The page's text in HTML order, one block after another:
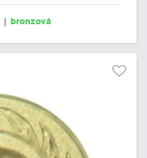
| bronzová